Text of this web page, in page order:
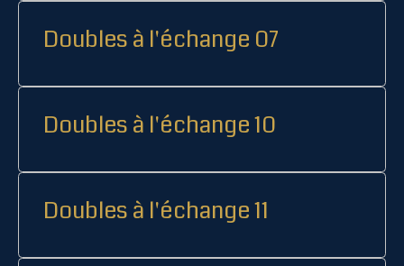
Doubles à l'échange 07
Doubles à l'échange 10
Doubles à l'échange 11